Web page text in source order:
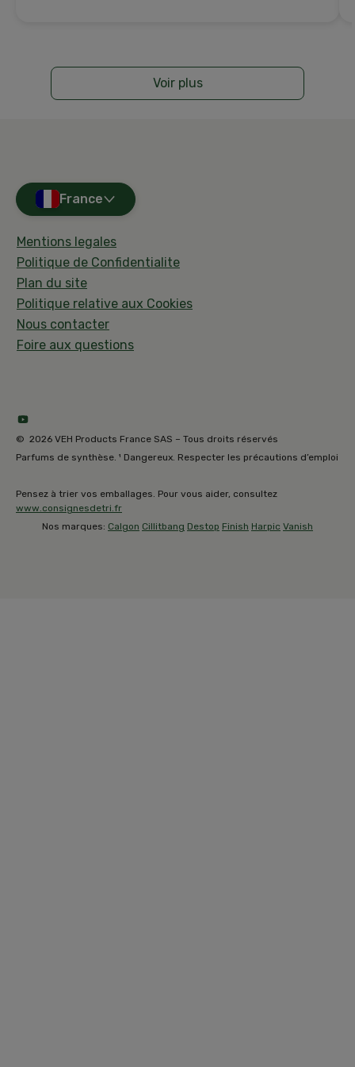
Voir plus
France
Mentions legales
Politique de Confidentialite
Plan du site
Politique relative aux Cookies
Nous contacter
Foire aux questions
© 2026 VEH Products France SAS – Tous droits réservés
Parfums de synthèse. ¹ Dangereux. Respecter les précautions d’emploi
Pensez à trier vos emballages. Pour vous aider, consultez
www.consignesdetri.fr
Nos marques: Calgon Cillitbang Destop Finish Harpic Vanish